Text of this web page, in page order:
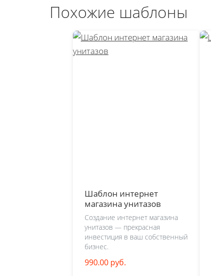
Похожие шаблоны
Шаблон интернет
магазина унитазов
Создание интернет магазина
унитазов — прекрасная
инвестиция в ваш собственный
бизнес.
990.00 руб.